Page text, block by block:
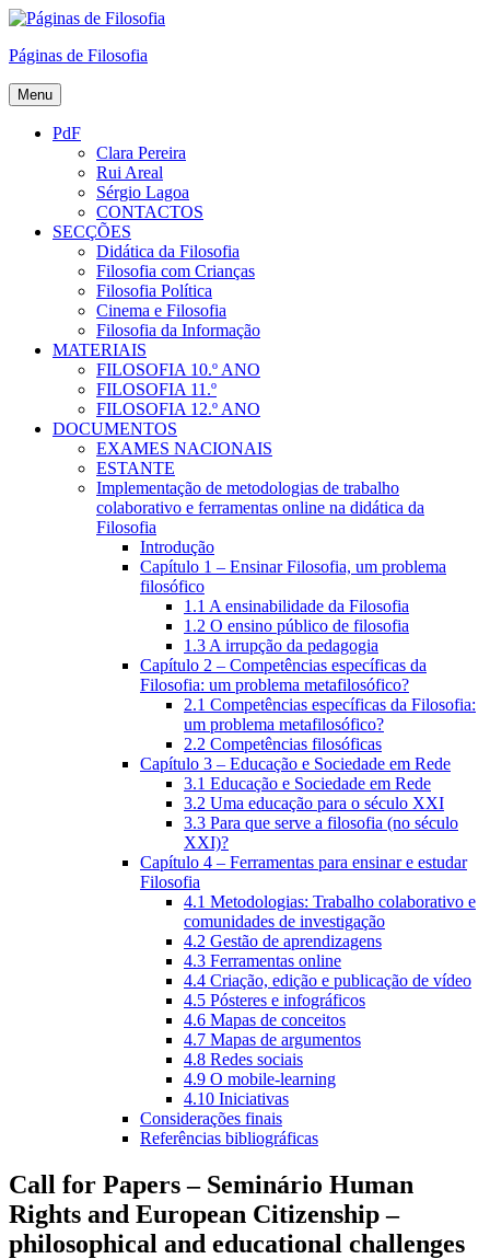
Skip
content
Páginas de Filosofia
Menu
PdF
Clara Pereira
Rui Areal
Sérgio Lagoa
CONTACTOS
SECÇÕES
Didática da Filosofia
Filosofia com Crianças
Filosofia Política
Cinema e Filosofia
Filosofia da Informação
MATERIAIS
FILOSOFIA 10.º ANO
FILOSOFIA 11.º
FILOSOFIA 12.º ANO
DOCUMENTOS
EXAMES NACIONAIS
ESTANTE
Implementação de metodologias de trabalho
colaborativo e ferramentas online na didática da
Filosofia
Introdução
Capítulo 1 – Ensinar Filosofia, um problema
filosófico
1.1 A ensinabilidade da Filosofia
1.2 O ensino público de filosofia
1.3 A irrupção da pedagogia
Capítulo 2 – Competências específicas da
Filosofia: um problema metafilosófico?
2.1 Competências específicas da Filosofia:
um problema metafilosófico?
2.2 Competências filosóficas
Capítulo 3 – Educação e Sociedade em Rede
3.1 Educação e Sociedade em Rede
3.2 Uma educação para o século XXI
3.3 Para que serve a filosofia (no século
XXI)?
Capítulo 4 – Ferramentas para ensinar e estudar
Filosofia
4.1 Metodologias: Trabalho colaborativo e
comunidades de investigação
4.2 Gestão de aprendizagens
4.3 Ferramentas online
4.4 Criação, edição e publicação de vídeo
4.5 Pósteres e infográficos
4.6 Mapas de conceitos
4.7 Mapas de argumentos
4.8 Redes sociais
4.9 O mobile-learning
4.10 Iniciativas
Considerações finais
Referências bibliográficas
Call for Papers – Seminário Human
Rights and European Citizenship –
philosophical and educational challenges